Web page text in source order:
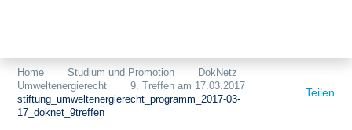
Europa
Publikationen
Home Studium und Promotion
DokNetz
Umweltenergierecht
9. Treffen am 17.03.2017
stiftung_umweltenergierecht_programm_2017-03-
17_doknet_9treffen
Teilen